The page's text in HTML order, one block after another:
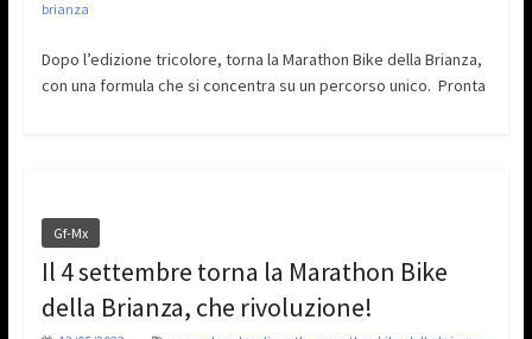
brianza
Dopo l’edizione tricolore, torna la Marathon Bike della Brianza,
con una formula che si concentra su un percorso unico. Pronta
Gf-Mx
Il 4 settembre torna la Marathon Bike
della Brianza, che rivoluzione!